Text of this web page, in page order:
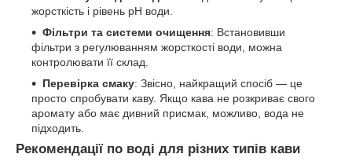
жорсткість і рівень pH води.
Фільтри та системи очищення: Встановивши
фільтри з регулюванням жорсткості води, можна
контролювати її склад.
Перевірка смаку: Звісно, найкращий спосіб — це
просто спробувати каву. Якщо кава не розкриває свого
аромату або має дивний присмак, можливо, вода не
підходить.
Рекомендації по воді для різних типів кави